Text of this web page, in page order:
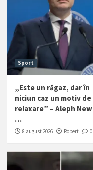
Sport
„Este un răgaz, dar în
niciun caz un motiv de
relaxare” – Aleph New
…
8 august 2026 Robert 0